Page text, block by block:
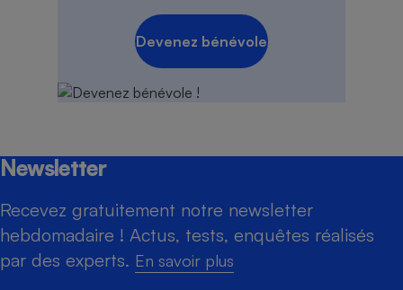
Devenez bénévole
Newsletter
Recevez gratuitement notre newsletter
hebdomadaire ! Actus, tests, enquêtes réalisés
par des experts. En savoir plus